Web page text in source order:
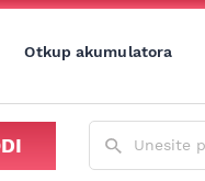
Otkup akumulatora